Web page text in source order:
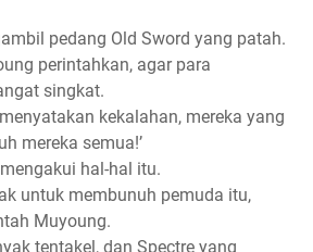
pedang Old Sword yang patah.
perintahkan, agar para
singkat.
kekalahan, mereka yang
mereka semua!’
hal-hal itu.
untuk membunuh pemuda itu,
Muyoung.
tentakel, dan Spectre yang